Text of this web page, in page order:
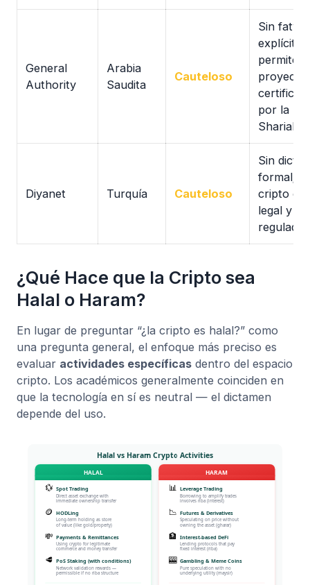
General
Authority
Arabia
Saudita
Cauteloso
Sin fatwa
explícita;
permite
por la
Shariah
Diyanet Turquía Cauteloso
Sin
formal;
cripto es
legal y
regulado
¿Qué Hace que la Cripto sea
Halal o Haram?
En lugar de preguntar “¿la cripto es halal?” como
una pregunta general, el enfoque más preciso es
evaluar actividades específicas dentro del espacio
cripto. Los académicos generalmente coinciden en
que la tecnología en sí es neutral — el dictamen
depende del uso.